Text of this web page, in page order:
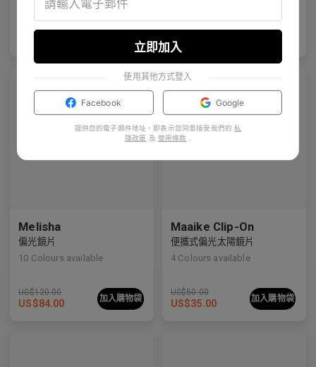
US$ 加入購物袋
Melisha
偏光鏡片
10 Colours available
US$120.00
US$84.00 加入購物袋
Maaike Clip-On
便攜式偏光太陽鏡片
4 Colours available
US$50.00
US$35.00 加入購物袋
立即加入
使用其他方式登入
Facebook Google
提供您的電子郵件地址，即表示您同意接受我們的 私
隱政策 及 使用條款 .